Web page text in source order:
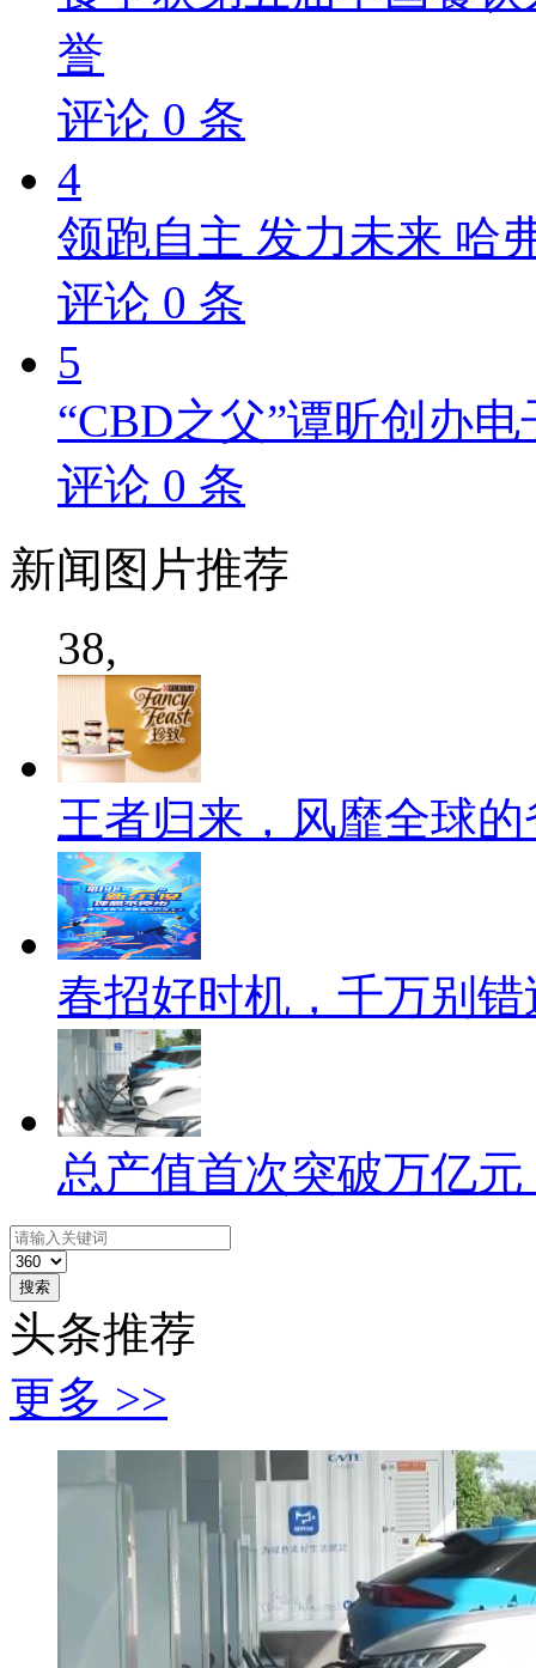
誉
评论 0 条
4
领跑自主 发力未来 哈
评论 0 条
5
“CBD之父”谭昕创办
评论 0 条
新闻 图片推荐
38,
王者归来，风靡全球
春招好时机，千万别
总产值首次突破万亿
搜索
头条推荐
更多 >>